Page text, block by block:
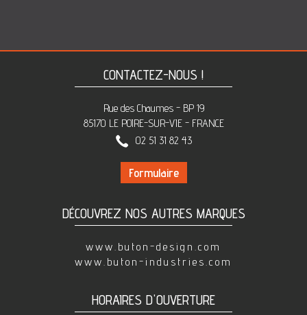
CONTACTEZ-NOUS !
Rue des Chaumes - BP 19
85170 LE POIRE-SUR-VIE - FRANCE
02 51 31 82 43
Formulaire
DÉCOUVREZ NOS AUTRES MARQUES
www.buton-design.com
www.buton-industries.com
HORAIRES D'OUVERTURE